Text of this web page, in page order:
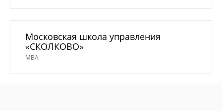
Московская школа управления
«СКОЛКОВО»
MBA